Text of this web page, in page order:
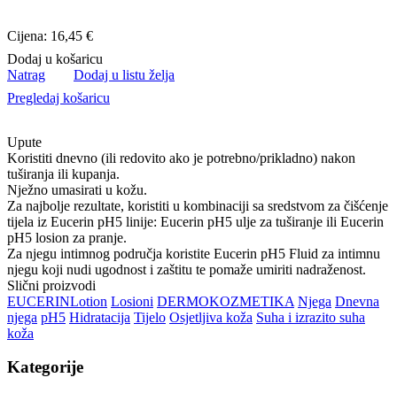
Cijena: 16,45 €
Dodaj u košaricu
Natrag
Dodaj u listu želja
Pregledaj košaricu
Upute
Koristiti dnevno (ili redovito ako je potrebno/prikladno) nakon
tuširanja ili kupanja.
Nježno umasirati u kožu.
Za najbolje rezultate, koristiti u kombinaciji sa sredstvom za čišćenje
tijela iz Eucerin pH5 linije: Eucerin pH5 ulje za tuširanje ili Eucerin
pH5 losion za pranje.
Za njegu intimnog područja koristite Eucerin pH5 Fluid za intimnu
njegu koji nudi ugodnost i zaštitu te pomaže umiriti nadraženost.
Slični proizvodi
EUCERINLotion Losioni DERMOKOZMETIKA Njega Dnevna
njega pH5 Hidratacija Tijelo Osjetljiva koža Suha i izrazito suha
koža
Kategorije